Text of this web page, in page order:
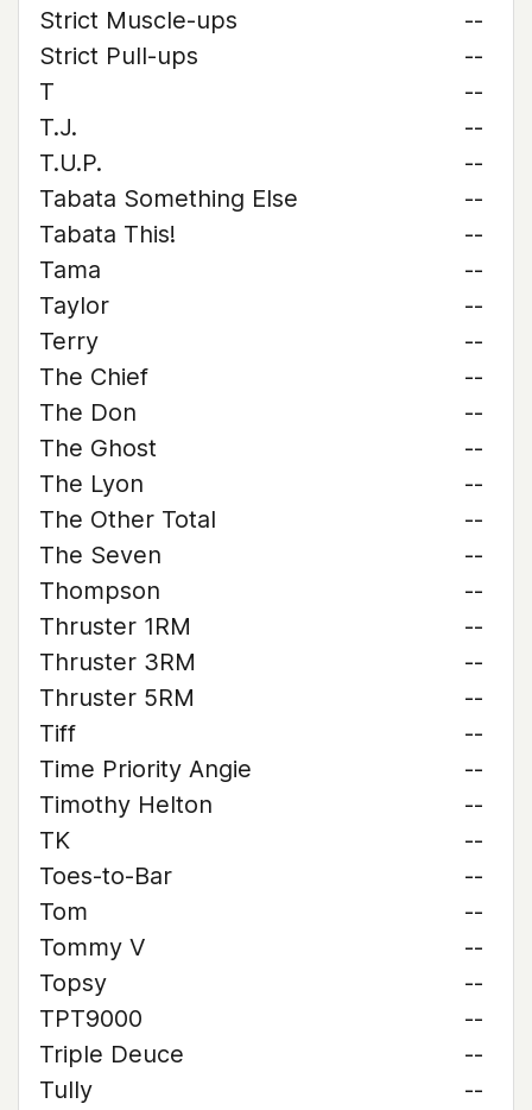
Strict Muscle-ups
--
Strict Pull-ups
--
T
--
T.J.
--
T.U.P.
--
Tabata Something Else
--
Tabata This!
--
Tama
--
Taylor
--
Terry
--
The Chief
--
The Don
--
The Ghost
--
The Lyon
--
The Other Total
--
The Seven
--
Thompson
--
Thruster 1RM
--
Thruster 3RM
--
Thruster 5RM
--
Tiff
--
Time Priority Angie
--
Timothy Helton
--
TK
--
Toes-to-Bar
--
Tom
--
Tommy V
--
Topsy
--
TPT9000
--
Triple Deuce
--
Tully
--